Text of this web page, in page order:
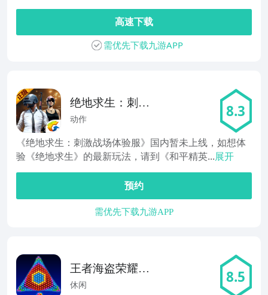
高速下载
需优先下载九游APP
绝地求生：刺激
战场体验服
动作 8.3
《绝地求生：刺激战场体验服》国内暂未上线，如想体
验《绝地求生》的最新玩法，请到《和平精英...展开
预约
需优先下载九游APP
王者海盗荣耀泡
泡大战
休闲 8.5